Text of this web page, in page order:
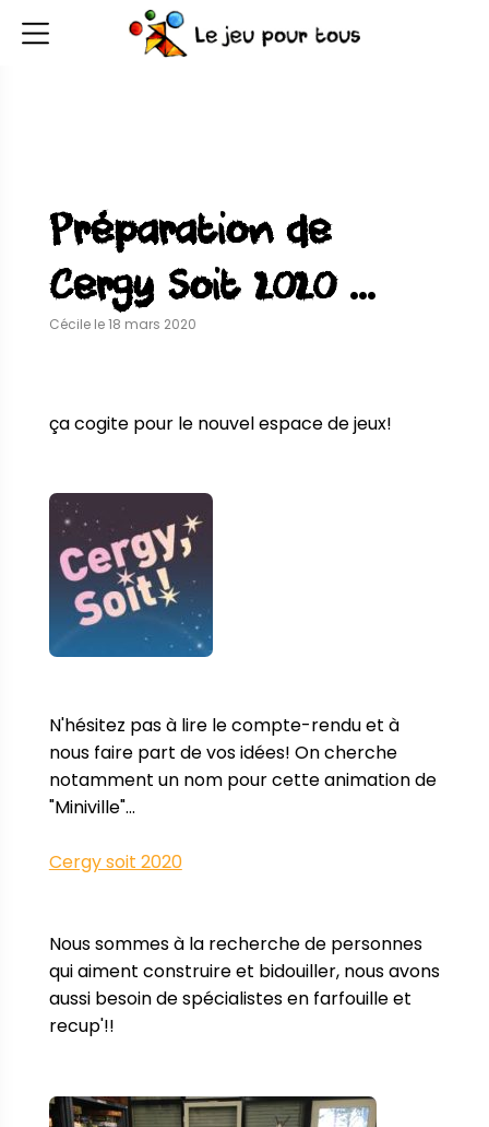
Préparation de
Cergy Soit 2020 …
Cécile le 18 mars 2020
ça cogite pour le nouvel espace de jeux!
N'hésitez pas à lire le compte-rendu et à
nous faire part de vos idées! On cherche
notamment un nom pour cette animation de
"Miniville"...
Cergy soit 2020
Nous sommes à la recherche de personnes
qui aiment construire et bidouiller, nous avons
aussi besoin de spécialistes en farfouille et
recup'!!